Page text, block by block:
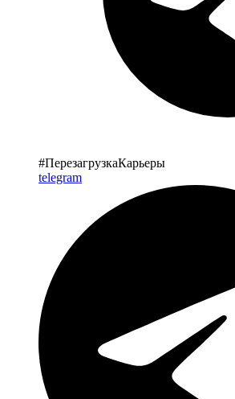
#ПерезагрузкаКарьеры
telegram